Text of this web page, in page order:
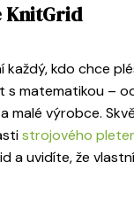
KnitGrid
každý, kdo chce
s matematikou –
malé výrobce.
strojového
a uvidíte, že